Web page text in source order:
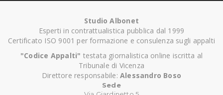
Studio Albonet
Esperti in contrattualistica pubblica dal 1999
Certificato ISO 9001 per formazione e consulenza sugli appalti
"Codice Appalti" testata giornalistica online iscritta al
Tribunale di Vicenza
Direttore responsabile: Alessandro Boso
Sede